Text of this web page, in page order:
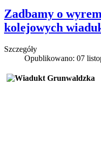
Zadbamy o
kolejowych
Szczegóły
Opublikowano: 07